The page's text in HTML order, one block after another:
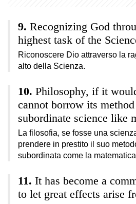
Recognizing God
highest task of the
Riconoscere Dio attraverso la
alto della Scienza.
Philosophy, if it
cannot borrow its
subordinate science like
La filosofia, se fosse una
prendere in prestito il suo
subordinata come la
It has become a
to let great effects arise